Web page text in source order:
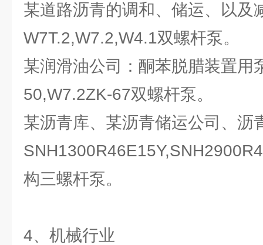
某道路沥青的调和、储运、以及
W7T.2,W7.2,W4.1双螺杆泵。
某润滑油公司：酮苯脱腊装置用
50,W7.2ZK-67双螺杆泵。
某沥青库、某沥青储运公司、沥
构三螺杆泵。
4、机械行业